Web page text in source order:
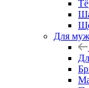
Для